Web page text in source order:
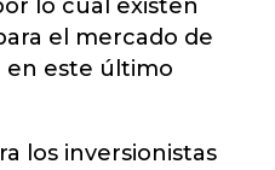
lo cual existen
el mercado de
en este último
los inversionistas